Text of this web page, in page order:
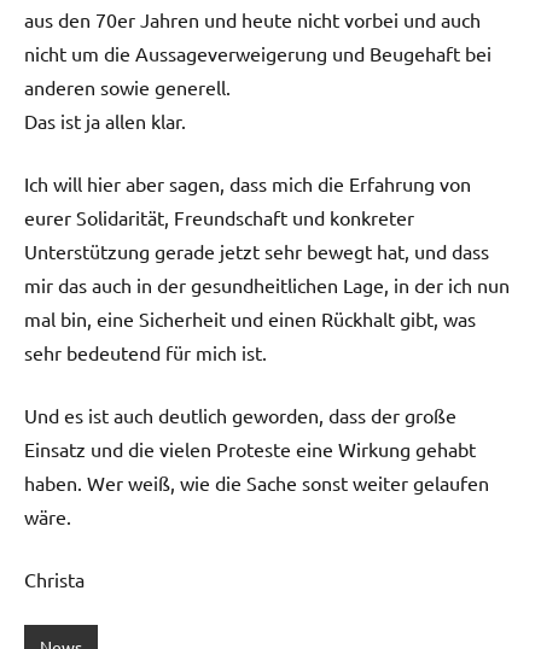
aus den 70er Jahren und heute nicht vorbei und auch
nicht um die Aussageverweigerung und Beugehaft bei
anderen sowie generell.
Das ist ja allen klar.
Ich will hier aber sagen, dass mich die Erfahrung von
eurer Solidarität, Freundschaft und konkreter
Unterstützung gerade jetzt sehr bewegt hat, und dass
mir das auch in der gesundheitlichen Lage, in der ich nun
mal bin, eine Sicherheit und einen Rückhalt gibt, was
sehr bedeutend für mich ist.
Und es ist auch deutlich geworden, dass der große
Einsatz und die vielen Proteste eine Wirkung gehabt
haben. Wer weiß, wie die Sache sonst weiter gelaufen
wäre.
Christa